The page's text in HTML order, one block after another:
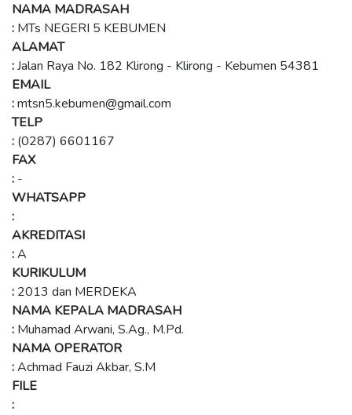
NAMA MADRASAH
: MTs NEGERI 5 KEBUMEN
ALAMAT
:Jalan Raya No. 182 Klirong - Klirong - Kebumen 54381
EMAIL
:mtsn5.kebumen@gmail.com
TELP
: (0287) 6601167
FAX
: -
WHATSAPP
:
AKREDITASI
:A
KURIKULUM
: 2013 dan MERDEKA
NAMA KEPALA MADRASAH
: Muhamad Arwani, S.Ag., M.Pd.
NAMA OPERATOR
:Achmad Fauzi Akbar, S.M
FILE
: